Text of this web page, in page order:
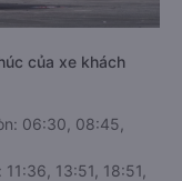
của xe khách
06:30, 08:45,
13:51, 18:51,